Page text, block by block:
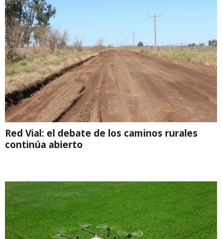
Red Vial: el debate de los caminos rurales
continúa abierto